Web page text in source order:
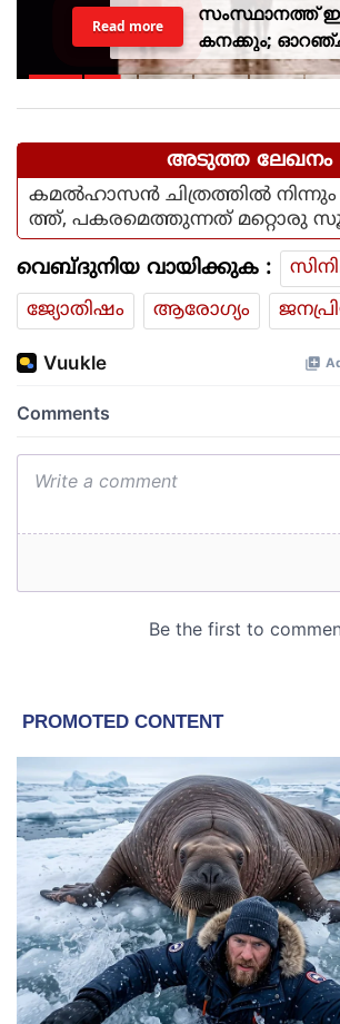
സംസ്ഥാനത്ത്
കനക്കും;
അലര്‍ട്ടുകള്‍
Read more
അടുത്ത ലേഖനം
കമൽഹാസൻ ചിത്രത്തിൽ
ത്ത്, പകരമെത്തുന്നത് മറ്റൊരു
വെബ്ദുനിയ വായിക്കുക :
ജ്യോതിഷം
ആരോഗ്യം